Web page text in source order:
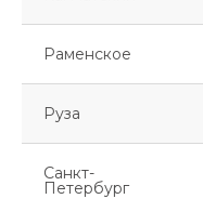
Раменское
Руза
Санкт-
Петербург